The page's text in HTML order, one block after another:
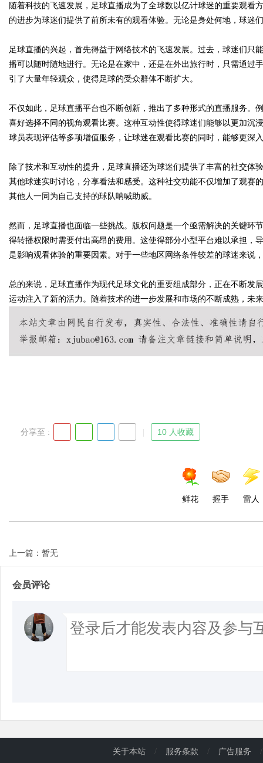
随着科技的飞速发展，足球直播成为了全球数以亿计球迷的重要观看
的进步为球迷们提供了前所未有的观看体验。无论是身处何地，球迷
足球直播的兴起，首先得益于网络技术的飞速发展。过去，球迷们只
播可以随时随地进行。无论是在家中，还是在外出旅行时，只需通过
引了大量年轻观众，使得足球的受众群体不断扩大。
不仅如此，足球直播平台也不断创新，推出了多种形式的直播服务。
喜好选择不同的视角观看比赛。这种互动性使得球迷们能够以更加沉
球员表现评估等多项增值服务，让球迷在观看比赛的同时，能够更深
除了技术和互动性的提升，足球直播还为球迷们提供了丰富的社交体
其他球迷实时讨论，分享看法和感受。这种社交功能不仅增加了观赛
其他人一同为自己支持的球队呐喊助威。
然而，足球直播也面临一些挑战。版权问题是一个亟需解决的关键环
得转播权限时需要付出高昂的费用。这使得部分小型平台难以承担，
是影响观看体验的重要因素。对于一些地区网络条件较差的球迷来说
总的来说，足球直播作为现代足球文化的重要组成部分，正在不断发
运动注入了新的活力。随着技术的进一步发展和市场的不断成熟，未
分享至 : 10 人收藏
鲜花 握手 雷人
上一篇：暂无
会员评论
关于本站 / 服务条款 / 广告服务 /